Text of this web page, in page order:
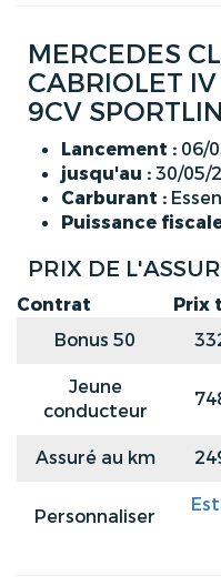
MERCEDES
CABRIOLET
9CV
Lancement : 06/
jusqu'au :30/05/
Carburant :
Puissance
PRIX DE
Contrat Prix
Bonus 50
Jeune
conducteur
Assuré au km
Personnaliser